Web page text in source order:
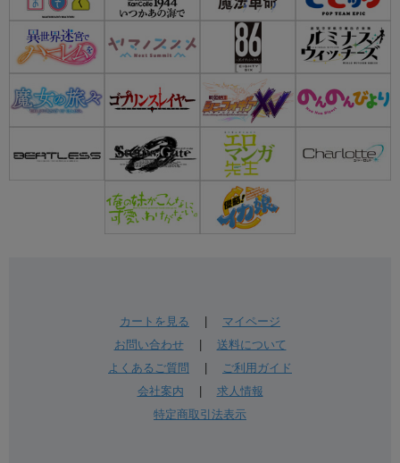
カートを見る
マイページ
お問い合わせ| 送料について
よくあるご質問
ご利用ガイド
会社案内
求人情報
特定商取引法表示